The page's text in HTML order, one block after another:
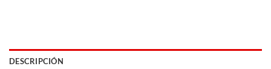
DESCRIPCIÓN